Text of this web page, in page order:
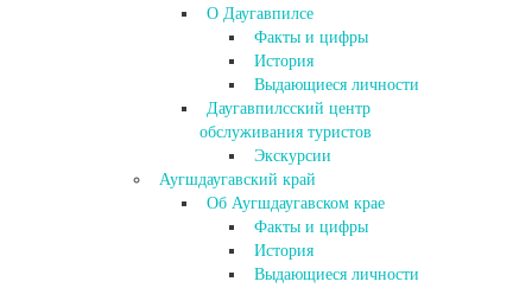
О Даугавпилсе
Факты и цифры
История
Выдающиеся личности
Даугавпилсский центр
обслуживания туристов
Экскурсии
Аугшдаугавский край
Об Аугшдаугавском крае
Факты и цифры
История
Выдающиеся личности